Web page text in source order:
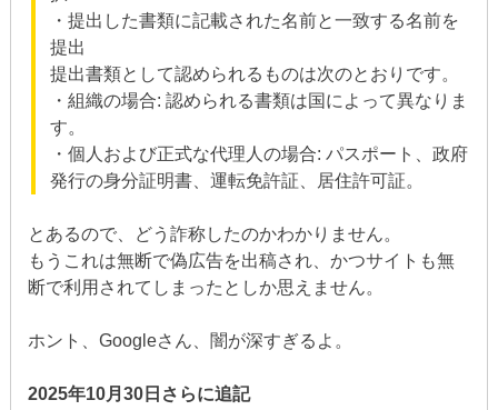
・提出した書類に記載された名前と一致する名前を
提出
提出書類として認められるものは次のとおりです。
・組織の場合: 認められる書類は国によって異なりま
す。
・個人および正式な代理人の場合: パスポート、政府
発行の身分証明書、運転免許証、居住許可証。
とあるので、どう詐称したのかわかりません。
もうこれは無断で偽広告を出稿され、かつサイトも無
断で利用されてしまったとしか思えません。
ホント、Googleさん、闇が深すぎるよ。
2025年10月30日さらに追記